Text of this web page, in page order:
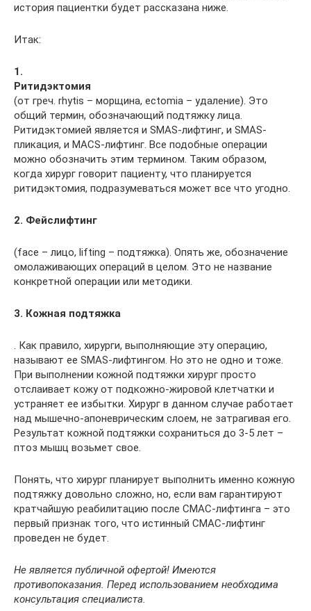
история пациентки будет рассказана ниже.
Итак:
1.
Ритидэктомия
(от греч. rhytis – морщина, ectomia – удаление). Это
общий термин, обозначающий подтяжку лица.
Ритидэктомией является и SMAS-лифтинг, и SMAS-
пликация, и MACS-лифтинг. Все подобные операции
можно обозначить этим термином. Таким образом,
когда хирург говорит пациенту, что планируется
ритидэктомия, подразумеваться может все что угодно.
2. Фейслифтинг
(face – лицо, lifting – подтяжка). Опять же, обозначение
омолаживающих операций в целом. Это не название
конкретной операции или методики.
3. Кожная подтяжка
. Как правило, хирурги, выполняющие эту операцию,
называют ее SMAS-лифтингом. Но это не одно и тоже.
При выполнении кожной подтяжки хирург просто
отслаивает кожу от подкожно-жировой клетчатки и
устраняет ее избытки. Хирург в данном случае работает
над мышечно-апоневрическим слоем, не затрагивая его.
Результат кожной подтяжки сохраниться до 3-5 лет –
птоз мышц возьмет свое.
Понять, что хирург планирует выполнить именно кожную
подтяжку довольно сложно, но, если вам гарантируют
кратчайшую реабилитацию после СМАС-лифтинга – это
первый признак того, что истинный СМАС-лифтинг
проведен не будет.
Не является публичной офертой! Имеются
противопоказания. Перед использованием необходима
консультация специалиста.